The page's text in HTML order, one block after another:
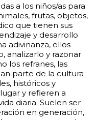
a los niños/as para
frutas, objetos,
que tienen sus
y desarrollo
adivinanza, ellos
analizarlo y razonar
los refranes, las
parte de la cultura
históricos y
y refieren a
diaria. Suelen ser
en generación,